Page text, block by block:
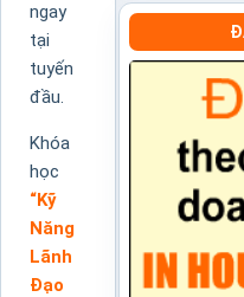
ngay
tại
tuyến
đầu.
Khóa
học
“Kỹ
Năng
Lãnh
Đạo